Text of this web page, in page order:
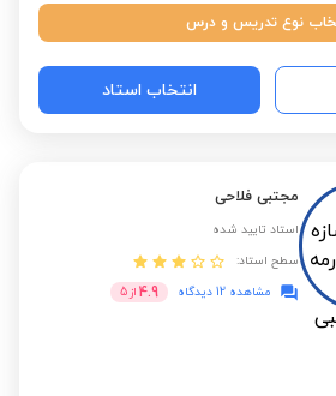
نوع تدریس و درس
انتخاب استاد
مجتبی فلاحی
استاد تایید شده
سطح استاد:
مشاهده 12 دیدگاه
4.9 از 5